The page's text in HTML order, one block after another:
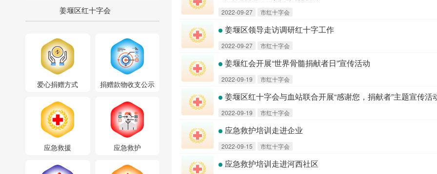
姜堰区红十字会
爱心捐赠方式 捐赠款物收支公示
应急救援 应急救护
2022-09-27 市红十字会
姜堰区领导走访调研红十字工作
2022-09-27 市红十字会
姜堰红会开展“世界骨髓捐献者日”宣传活动
2022-09-19 市红十字会
姜堰区红十字会与血站联合开展“感谢您，捐献者”主题宣传活
2022-09-19 市红十字会
应急救护培训走进企业
2022-09-15 市红十字会
应急救护培训走进河西社区